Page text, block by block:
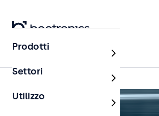
Home
Prodotti
Settori
Utilizzo